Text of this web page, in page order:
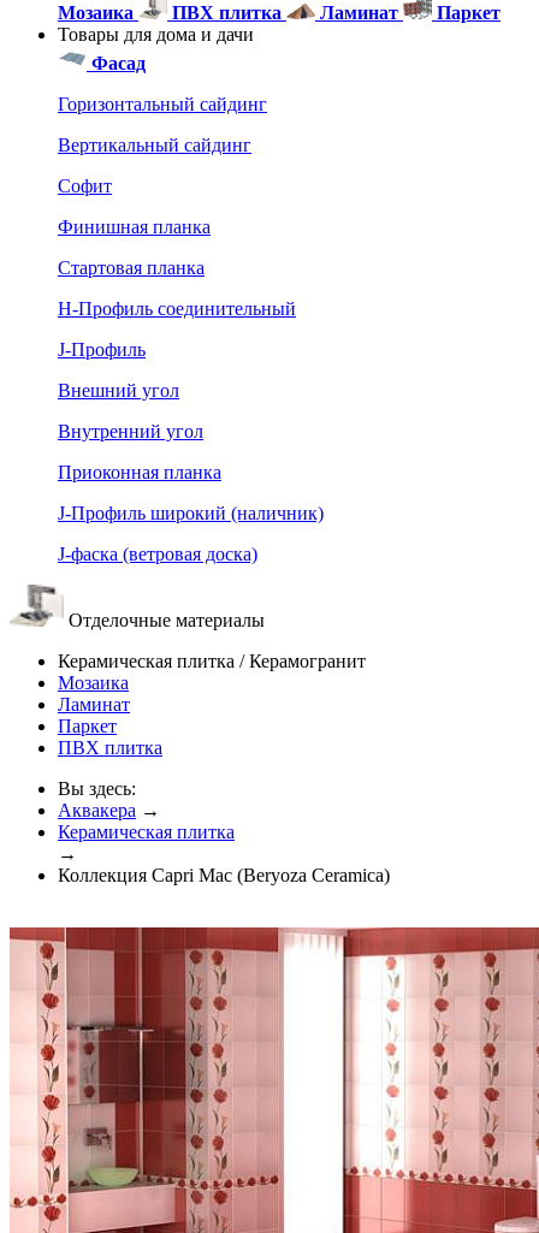
Мозаика
ПВХ плитка Ламинат
Паркет
Товары для дома и дачи
Фасад
Горизонтальный сайдинг
Вертикальный сайдинг
Софит
Финишная планка
Стартовая планка
Н-Профиль соединительный
J-Профиль
Внешний угол
Внутренний угол
Приоконная планка
J-Профиль широкий (наличник)
J-фаска (ветровая доска)
Отделочные материалы
Керамическая плитка / Керамогранит
Мозаика
Ламинат
Паркет
ПВХ плитка
Вы здесь:
Аквакера →
Керамическая плитка
→
Коллекция Capri Mac (Beryoza Ceramica)